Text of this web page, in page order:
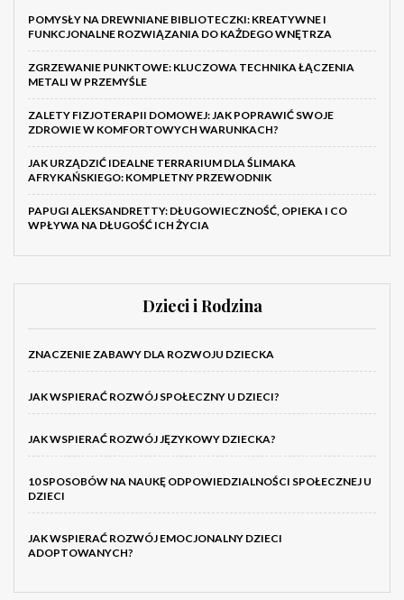
POMYSŁY NA DREWNIANE BIBLIOTECZKI: KREATYWNE I
FUNKCJONALNE ROZWIĄZANIA DO KAŻDEGO WNĘTRZA
ZGRZEWANIE PUNKTOWE: KLUCZOWA TECHNIKA ŁĄCZENIA
METALI W PRZEMYŚLE
ZALETY FIZJOTERAPII DOMOWEJ: JAK POPRAWIĆ SWOJE
ZDROWIE W KOMFORTOWYCH WARUNKACH?
JAK URZĄDZIĆ IDEALNE TERRARIUM DLA ŚLIMAKA
AFRYKAŃSKIEGO: KOMPLETNY PRZEWODNIK
PAPUGI ALEKSANDRETTY: DŁUGOWIECZNOŚĆ, OPIEKA I CO
WPŁYWA NA DŁUGOŚĆ ICH ŻYCIA
Dzieci i Rodzina
ZNACZENIE ZABAWY DLA ROZWOJU DZIECKA
JAK WSPIERAĆ ROZWÓJ SPOŁECZNY U DZIECI?
JAK WSPIERAĆ ROZWÓJ JĘZYKOWY DZIECKA?
10 SPOSOBÓW NA NAUKĘ ODPOWIEDZIALNOŚCI SPOŁECZNEJ U
DZIECI
JAK WSPIERAĆ ROZWÓJ EMOCJONALNY DZIECI
ADOPTOWANYCH?